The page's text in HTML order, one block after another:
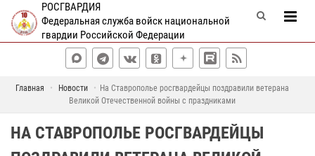
РОСГВАРДИЯ
Федеральная служба войск национальной
гвардии Российской Федерации
Главная Новости
На Ставрополье росгвардейцы поздравили ветерана
Великой Отечественной войны с праздниками
НА СТАВРОПОЛЬЕ РОСГВАРДЕЙЦЫ